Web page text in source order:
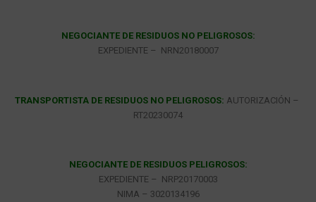
NEGOCIANTE DE RESIDUOS NO PELIGROSOS:
EXPEDIENTE – NRN20180007
TRANSPORTISTA DE RESIDUOS NO PELIGROSOS: AUTORIZACIÓN –
RT20230074
NEGOCIANTE DE RESIDUOS PELIGROSOS:
EXPEDIENTE – NRP20170003
NIMA – 3020134196